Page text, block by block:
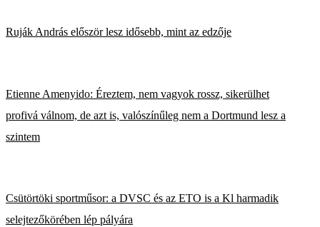
Ruják András először lesz idősebb, mint az edzője
Etienne Amenyido: Éreztem, nem vagyok rossz, sikerülhet
profivá válnom, de azt is, valószínűleg nem a Dortmund lesz a
szintem
Csütörtöki sportműsor: a DVSC és az ETO is a Kl harmadik
selejtezőkörében lép pályára